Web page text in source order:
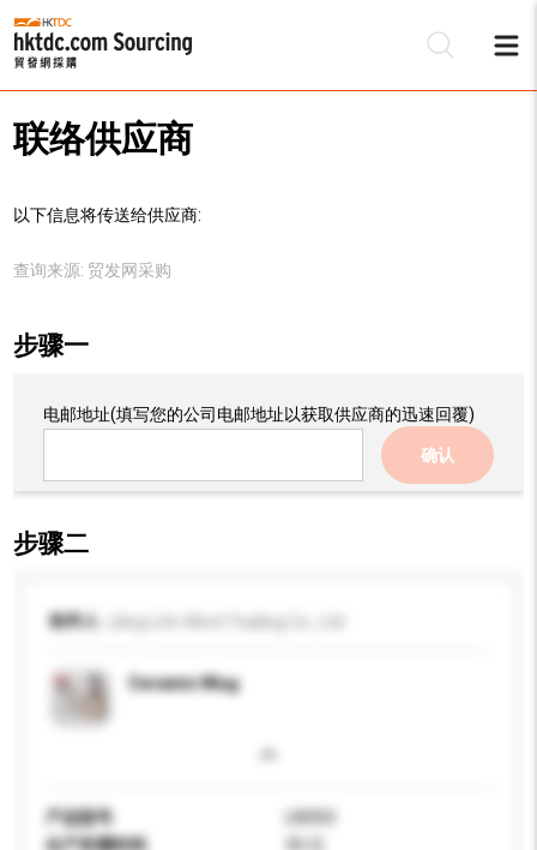
联络供应商
以下信息将传送给供应商:
查询来源: 贸发网采购
步骤一
电邮地址(填写您的公司电邮地址以获取供应商的迅速回覆)
确认
步骤二
收件人
Ceramic Mug
产品型号
LW303
生产所需时间
30 日